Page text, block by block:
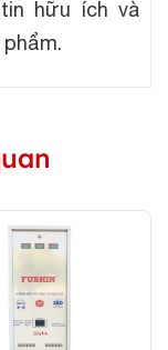
hữu ích và